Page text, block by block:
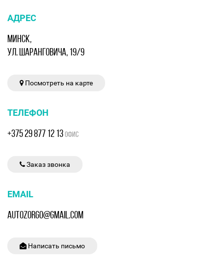
АДРЕС
МИНСК,
УЛ. ШАРАНГОВИЧА, 19/9
Посмотреть на карте
ТЕЛЕФОН
+375 29 877 12 13ОФИС
Заказ звонка
EMAIL
AUTOZORGO@GMAIL.COM
Написать письмо